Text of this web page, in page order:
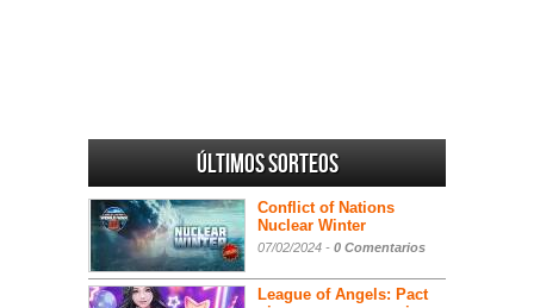
Últimos sorteos
Conflict of Nations
Nuclear Winter
07/02/2024 - 0 Comentarios
League of Angels: Pact